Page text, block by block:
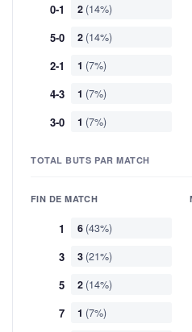
0-1 2 (14%)
5-0 2 (14%)
2-1 1 (7%)
4-3 1 (7%)
3-0 1 (7%)
TOTAL BUTS PAR MATCH
FIN DE MATCH
1 6 (43%)
3 3 (21%)
5 2 (14%)
7 1 (7%)